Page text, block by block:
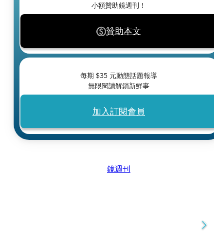
小額贊助鏡週刊！
贊助本文
每期 $35 元動態話題報導
無限閱讀解鎖新鮮事
加入訂閱會員
鏡週刊